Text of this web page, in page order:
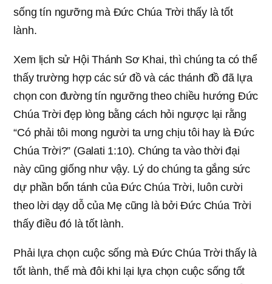
sống tín ngưỡng mà Đức Chúa Trời thấy là tốt
lành.
Xem lịch sử Hội Thánh Sơ Khai, thì chúng ta có thể
thấy trường hợp các sứ đồ và các thánh đồ đã lựa
chọn con đường tín ngưỡng theo chiều hướng Đức
Chúa Trời đẹp lòng bằng cách hỏi ngược lại rằng
“Có phải tôi mong người ta ưng chịu tôi hay là Đức
Chúa Trời?” (Galati 1:10). Chúng ta vào thời đại
này cũng giống như vậy. Lý do chúng ta gắng sức
dự phần bổn tánh của Đức Chúa Trời, luôn cười
theo lời dạy dỗ của Mẹ cũng là bởi Đức Chúa Trời
thấy điều đó là tốt lành.
Phải lựa chọn cuộc sống mà Đức Chúa Trời thấy là
tốt lành, thế mà đôi khi lại lựa chọn cuộc sống tốt